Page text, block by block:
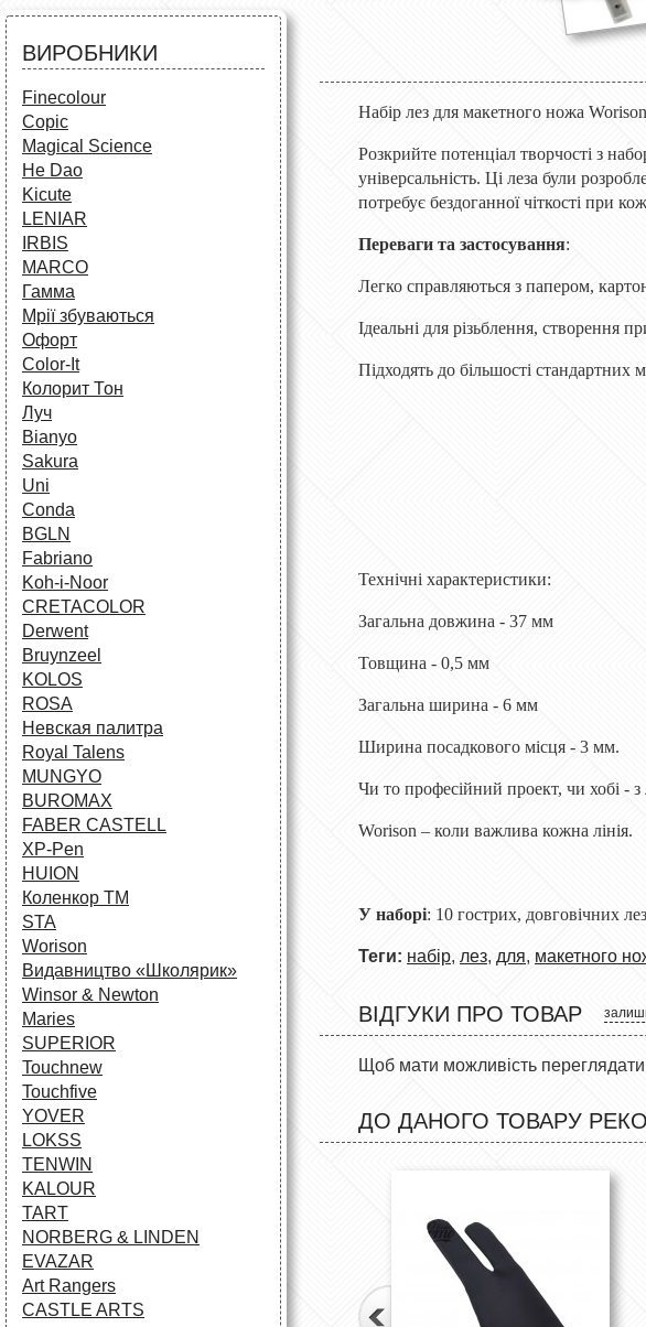
Аксесуари для школярів
ВИРОБНИКИ
Finecolour
Copic
Magical Science
He Dao
Kicute
LENIAR
IRBIS
MARCO
Гамма
Мрії збуваються
Офорт
Сolor-It
Колорит Тон
Луч
Bianyo
Sakura
Uni
Conda
BGLN
Fabriano
Koh-i-Noor
CRETACOLOR
Derwent
Bruynzeel
KOLOS
ROSA
Невская палитра
Royal Talens
MUNGYO
BUROMAX
FABER CASTELL
XP-Pen
HUION
Коленкор ТМ
STA
Worison
Видавництво «Школярик»
Winsor & Newton
Maries
SUPERIOR
Touchnew
Touchfive
YOVER
LOKSS
TENWIN
KALOUR
TART
NORBERG & LINDEN
EVAZAR
Art Rangers
CASTLE ARTS
Набір лез для макетного ножа
Розкрийте потенціал творчості з
універсальність. Ці леза були
потребує бездоганної чіткості при
Переваги та застосування:
Легко справляються з папером,
Ідеальні для різьблення, створення
Підходять до більшості стандартних
Технічні характеристики:
Загальна довжина - 37 мм
Товщина - 0,5 мм
Загальна ширина - 6 мм
Ширина посадкового місця - 3 мм.
Чи то професійний проект, чи хобі -
Worison – коли важлива кожна лінія.
У наборі: 10 гострих, довговічних
Теги: набір, лез, для, макетного
ВІДГУКИ ПРО ТОВАР
Щоб мати можливість переглядати
ДО ДАНОГО ТОВАРУ